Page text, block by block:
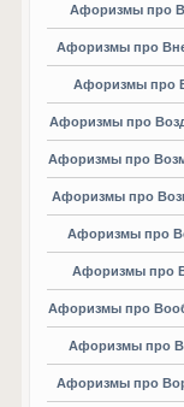
Афоризмы про
Афоризмы про
Афоризмы про
Афоризмы про
Афоризмы про
Афоризмы про
Афоризмы про
Афоризмы про
Афоризмы про
Афоризмы про
Афоризмы про